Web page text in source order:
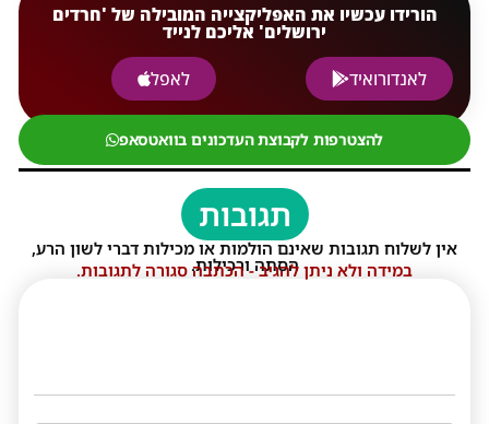
הורידו עכשיו את האפליקצייה המובילה של 'חרדים
ירושלים' אליכם לנייד
לאנדורואיד
לאפל
להצטרפות לקבוצת העדכונים בוואטסאפ
תגובות
אין לשלוח תגובות שאינם הולמות או מכילות דברי לשון הרע,
הסתה ורכילות.
במידה ולא ניתן להגיב - הכתבה סגורה לתגובות.